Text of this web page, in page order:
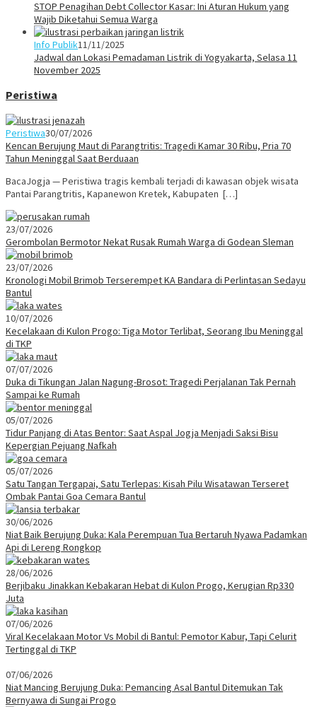
STOP Penagihan Debt Collector Kasar: Ini Aturan Hukum yang
Wajib Diketahui Semua Warga
Info Publik11/11/2025
Jadwal dan Lokasi Pemadaman Listrik di Yogyakarta, Selasa 11
November 2025
Peristiwa
Peristiwa30/07/2026
Kencan Berujung Maut di Parangtritis: Tragedi Kamar 30 Ribu, Pria 70
Tahun Meninggal Saat Berduaan
BacaJogja — Peristiwa tragis kembali terjadi di kawasan objek wisata
Pantai Parangtritis, Kapanewon Kretek, Kabupaten […]
23/07/2026
Gerombolan Bermotor Nekat Rusak Rumah Warga di Godean Sleman
23/07/2026
Kronologi Mobil Brimob Terserempet KA Bandara di Perlintasan Sedayu
Bantul
10/07/2026
Kecelakaan di Kulon Progo: Tiga Motor Terlibat, Seorang Ibu Meninggal
di TKP
07/07/2026
Duka di Tikungan Jalan Nagung-Brosot: Tragedi Perjalanan Tak Pernah
Sampai ke Rumah
05/07/2026
Tidur Panjang di Atas Bentor: Saat Aspal Jogja Menjadi Saksi Bisu
Kepergian Pejuang Nafkah
05/07/2026
Satu Tangan Tergapai, Satu Terlepas: Kisah Pilu Wisatawan Terseret
Ombak Pantai Goa Cemara Bantul
30/06/2026
Niat Baik Berujung Duka: Kala Perempuan Tua Bertaruh Nyawa Padamkan
Api di Lereng Rongkop
28/06/2026
Berjibaku Jinakkan Kebakaran Hebat di Kulon Progo, Kerugian Rp330
Juta
07/06/2026
Viral Kecelakaan Motor Vs Mobil di Bantul: Pemotor Kabur, Tapi Celurit
Tertinggal di TKP
07/06/2026
Niat Mancing Berujung Duka: Pemancing Asal Bantul Ditemukan Tak
Bernyawa di Sungai Progo